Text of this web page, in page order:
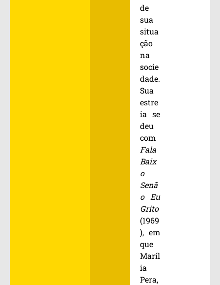
de
sua
situa
ção
na
socie
dade.
Sua
estre
ia se
deu
com
Fala
Baix
o
Senã
o Eu
Grito
(1969
), em
que
Maríl
ia
Pera,